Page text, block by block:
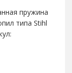
пружина
типа Stihl